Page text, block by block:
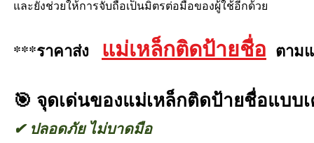
และยังช่วยให้การจับถือเป็นมิตรต่อมือของผู้ใช้อีกด้วย
***ราคาส่ง แม่เหล็กติดป้ายชื่อ ตาม
🎯 จุดเด่นของแม่เหล็กติดป้ายชื่อแบบ
✔ ปลอดภัย ไม่บาดมือ